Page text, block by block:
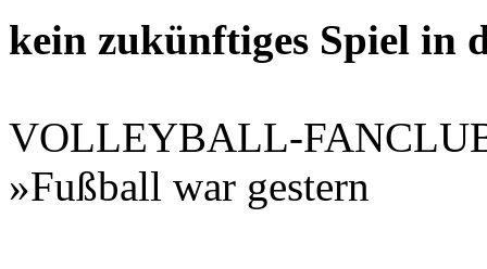
kein zukünftiges Spiel in
VOLLEYBALL-
»Fußball war gestern